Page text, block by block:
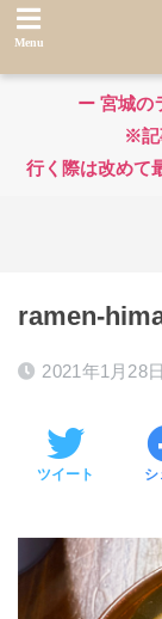
ー 宮城の
※記
行く際は改めて
ramen-
2021年1月28日
ツイート シ